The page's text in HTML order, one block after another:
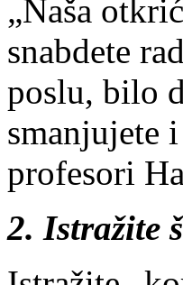
„Naša
snabdete
poslu, bilo
smanjujete
profesori
2. Istražite